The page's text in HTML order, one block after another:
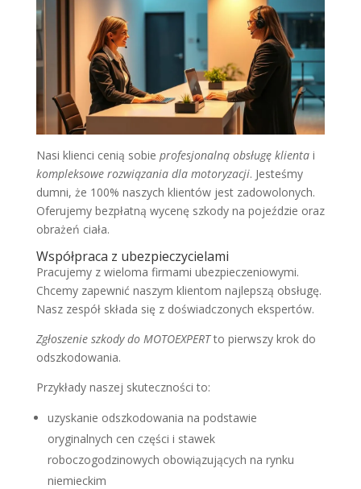
Nasi klienci cenią sobie profesjonalną obsługę klientai
kompleksowe rozwiązania dla motoryzacji. Jesteśmy
dumni, że 100% naszych klientów jest zadowolonych.
Oferujemy bezpłatną wycenę szkody na pojeździe oraz
obrażeń ciała.
Współpraca z ubezpieczycielami
Pracujemy z wieloma firmami ubezpieczeniowymi.
Chcemy zapewnić naszym klientom najlepszą obsługę.
Nasz zespół składa się z doświadczonych ekspertów.
Zgłoszenie szkody do MOTOEXPERTto pierwszy krok do
odszkodowania.
Przykłady naszej skuteczności to:
uzyskanie odszkodowania na podstawie
oryginalnych cen części i stawek
roboczogodzinowych obowiązujących na rynku
niemieckim